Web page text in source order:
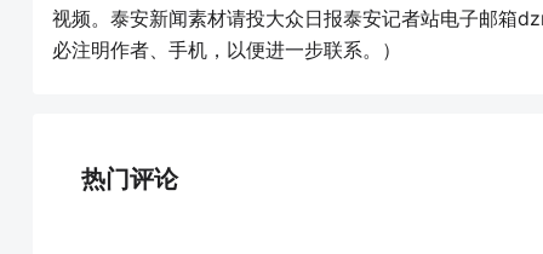
视频。泰安新闻素材请投大众日报泰安记者站电子邮箱
必注明作者、手机，以便进一步联系。）
热门评论